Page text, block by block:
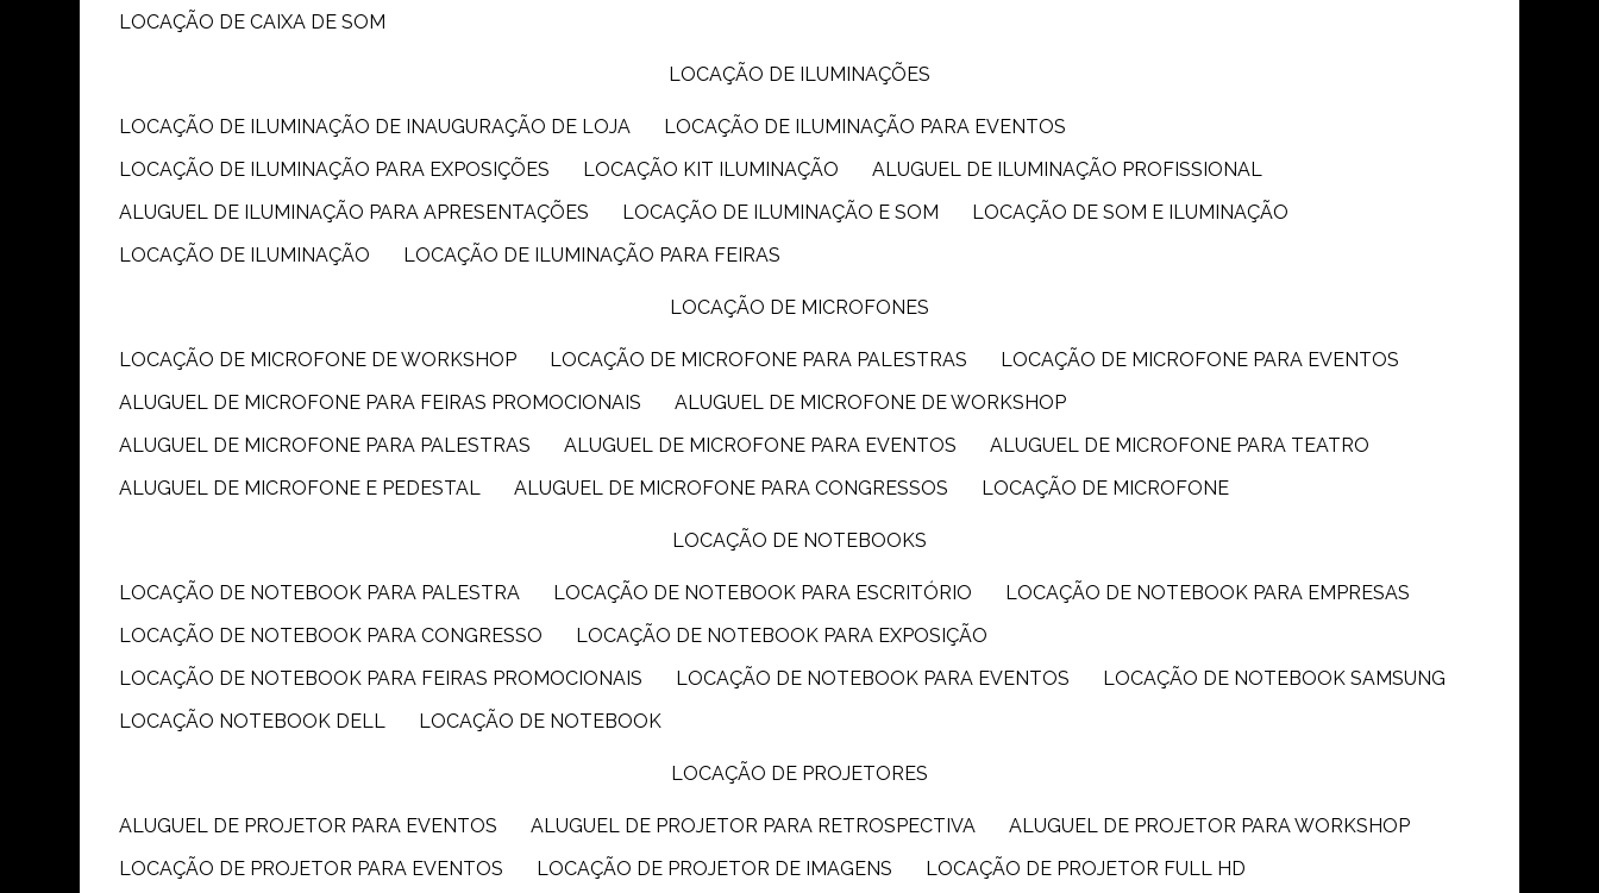
LOCAÇÃO DE CAIXA DE SOM
LOCAÇÃO DE ILUMINAÇÕES
LOCAÇÃO DE ILUMINAÇÃO DE INAUGURAÇÃO DE LOJA
LOCAÇÃO DE ILUMINAÇÃO PARA EVENTOS
LOCAÇÃO DE ILUMINAÇÃO PARA EXPOSIÇÕES
LOCAÇÃO KIT ILUMINAÇÃO
ALUGUEL DE ILUMINAÇÃO PROFISSIONAL
ALUGUEL DE ILUMINAÇÃO PARA APRESENTAÇÕES
LOCAÇÃO DE ILUMINAÇÃO E SOM
LOCAÇÃO DE SOM E ILUMINAÇÃO
LOCAÇÃO DE ILUMINAÇÃO
LOCAÇÃO DE ILUMINAÇÃO PARA FEIRAS
LOCAÇÃO DE MICROFONES
LOCAÇÃO DE MICROFONE DE WORKSHOP LOCAÇÃO DE MICROFONE PARA PALESTRAS
LOCAÇÃO DE MICROFONE PARA EVENTOS
ALUGUEL DE MICROFONE PARA FEIRAS PROMOCIONAIS
ALUGUEL DE MICROFONE DE WORKSHOP
ALUGUEL DE MICROFONE PARA PALESTRAS
ALUGUEL DE MICROFONE PARA EVENTOS
ALUGUEL DE MICROFONE PARA TEATRO
ALUGUEL DE MICROFONE E PEDESTAL
ALUGUEL DE MICROFONE PARA CONGRESSOS LOCAÇÃO DE MICROFONE
LOCAÇÃO DE NOTEBOOKS
LOCAÇÃO DE NOTEBOOK PARA PALESTRA LOCAÇÃO DE NOTEBOOK PARA ESCRITÓRIO
LOCAÇÃO DE NOTEBOOK PARA EMPRESAS
LOCAÇÃO DE NOTEBOOK PARA CONGRESSO
LOCAÇÃO DE NOTEBOOK PARA EXPOSIÇÃO
LOCAÇÃO DE NOTEBOOK PARA FEIRAS PROMOCIONAIS
LOCAÇÃO DE NOTEBOOK PARA EVENTOS
LOCAÇÃO DE NOTEBOOK SAMSUNG
LOCAÇÃO NOTEBOOK DELL
LOCAÇÃO DE NOTEBOOK
LOCAÇÃO DE PROJETORES
ALUGUEL DE PROJETOR PARA EVENTOS ALUGUEL DE PROJETOR PARA RETROSPECTIVA
ALUGUEL DE PROJETOR PARA WORKSHOP
LOCAÇÃO DE PROJETOR PARA EVENTOS
LOCAÇÃO DE PROJETOR DE IMAGENS
LOCAÇÃO DE PROJETOR FULL HD